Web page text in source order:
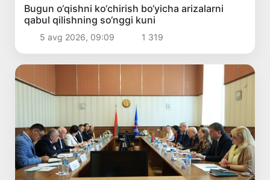
Bugun o‘qishni ko‘chirish bo‘yicha arizalarni
qabul qilishning so‘nggi kuni
5 avg 2026, 09:09 1 319